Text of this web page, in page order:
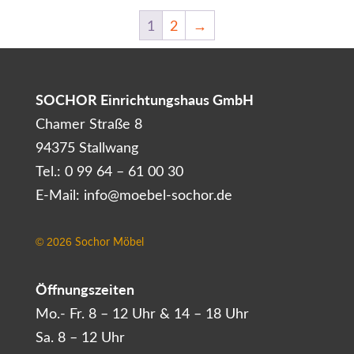
2.390,00 €1.750,00 €.
1 2 →
SOCHOR Einrichtungshaus GmbH
Chamer Straße 8
94375 Stallwang
Tel.: 0 99 64 – 61 00 30
E-Mail: info@moebel-sochor.de
© 2026 Sochor Möbel
Öffnungszeiten
Mo.- Fr. 8 – 12 Uhr & 14 – 18 Uhr
Sa. 8 – 12 Uhr